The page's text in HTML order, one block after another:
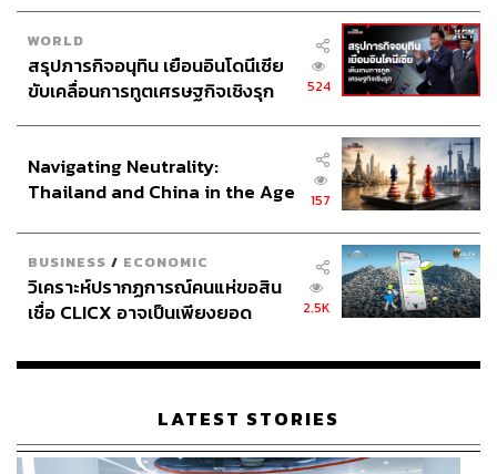
WORLD
สรุปภารกิจอนุทิน เยือนอินโดนีเซีย
ขับเคลื่อนการทูตเศรษฐกิจเชิงรุก
524
Navigating Neutrality:
Thailand and China in the Age
157
BUSINESS / ECONOMIC
วิเคราะห์ปรากฏการณ์คนแห่ขอสิน
เชื่อ CLICX อาจเป็นเพียงยอด
เรือนไทยที่ถูกซุกไว้
2.5K
LATEST STORIES